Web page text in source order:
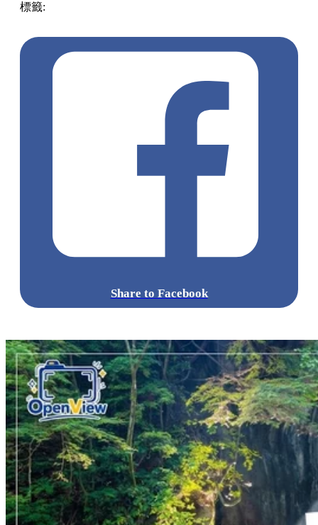
標籤:
Share to Facebook